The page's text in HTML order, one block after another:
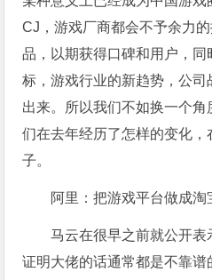
CJ，游戏厂商都会不予余力
品，以期获得口碑和用户，
标，游戏行业的新趋势，公
出来。所以我们不如换一个
们在去年经历了怎样的变化
子。
阿里：把游戏平台做成淘
马云在很早之前就公开表
证明大佬的话通常都是不靠